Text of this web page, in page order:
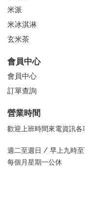
米派
米冰淇淋
玄米茶
會員中心
會員中心
訂單查詢
營業時間
歡迎上班時間來電資訊各
週二至週日 / 早上九時
每個月星期一公休